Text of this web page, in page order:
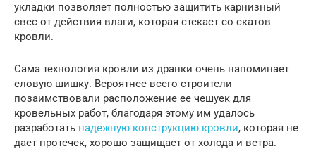
укладки позволяет полностью защитить карнизный
свес от действия влаги, которая стекает со скатов
кровли.
Сама технология кровли из дранки очень напоминает
еловую шишку. Вероятнее всего строители
позаимствовали расположение ее чешуек для
кровельных работ, благодаря этому им удалось
разработать надежную конструкцию кровли, которая не
дает протечек, хорошо защищает от холода и ветра.